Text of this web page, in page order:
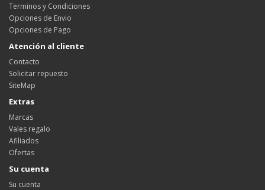
Terminos y Condiciones
Opciones de Envio
Opciones de Pago
Atención al cliente
Contacto
Solicitar repuesto
SiteMap
Extras
Marcas
Vales regalo
Afiliados
Ofertas
Su cuenta
Su cuenta